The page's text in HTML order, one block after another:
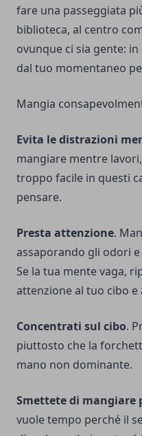
fare una passeggiata
biblioteca, al centro
ovunque ci sia gente:
dal tuo momentaneo
Mangia
Evita le distrazioni
mangiare mentre
troppo facile in questi
pensare.
Presta attenzione.
assaporando gli odori
Se la tua mente vaga,
attenzione al tuo cibo e
Concentrati sul cibo.
piuttosto che la
mano non dominante.
Smettete di mangiare
vuole tempo perché il